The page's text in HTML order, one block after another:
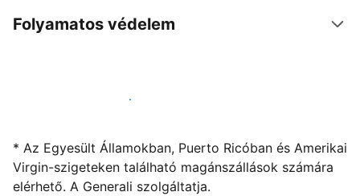
Folyamatos védelem
Kínáljon szállást a segítségünkkel
* Az Egyesült Államokban, Puerto Ricóban és Amerikai
Virgin-szigeteken található magánszállások számára
elérhető. A Generali szolgáltatja.